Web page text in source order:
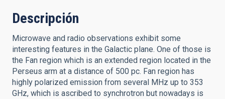
Descripción
Microwave and radio observations exhibit some
interesting features in the Galactic plane. One of those is
the Fan region which is an extended region located in the
Perseus arm at a distance of 500 pc. Fan region has
highly polarized emission from several MHz up to 353
GHz, which is ascribed to synchrotron but nowadays is